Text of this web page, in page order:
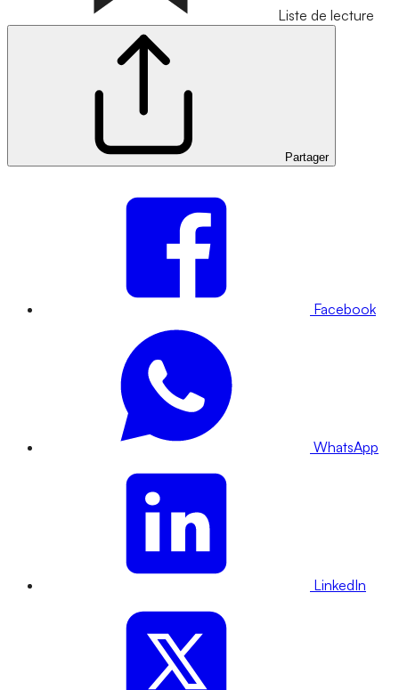
Liste de lecture
Partager
Facebook
WhatsApp
LinkedIn